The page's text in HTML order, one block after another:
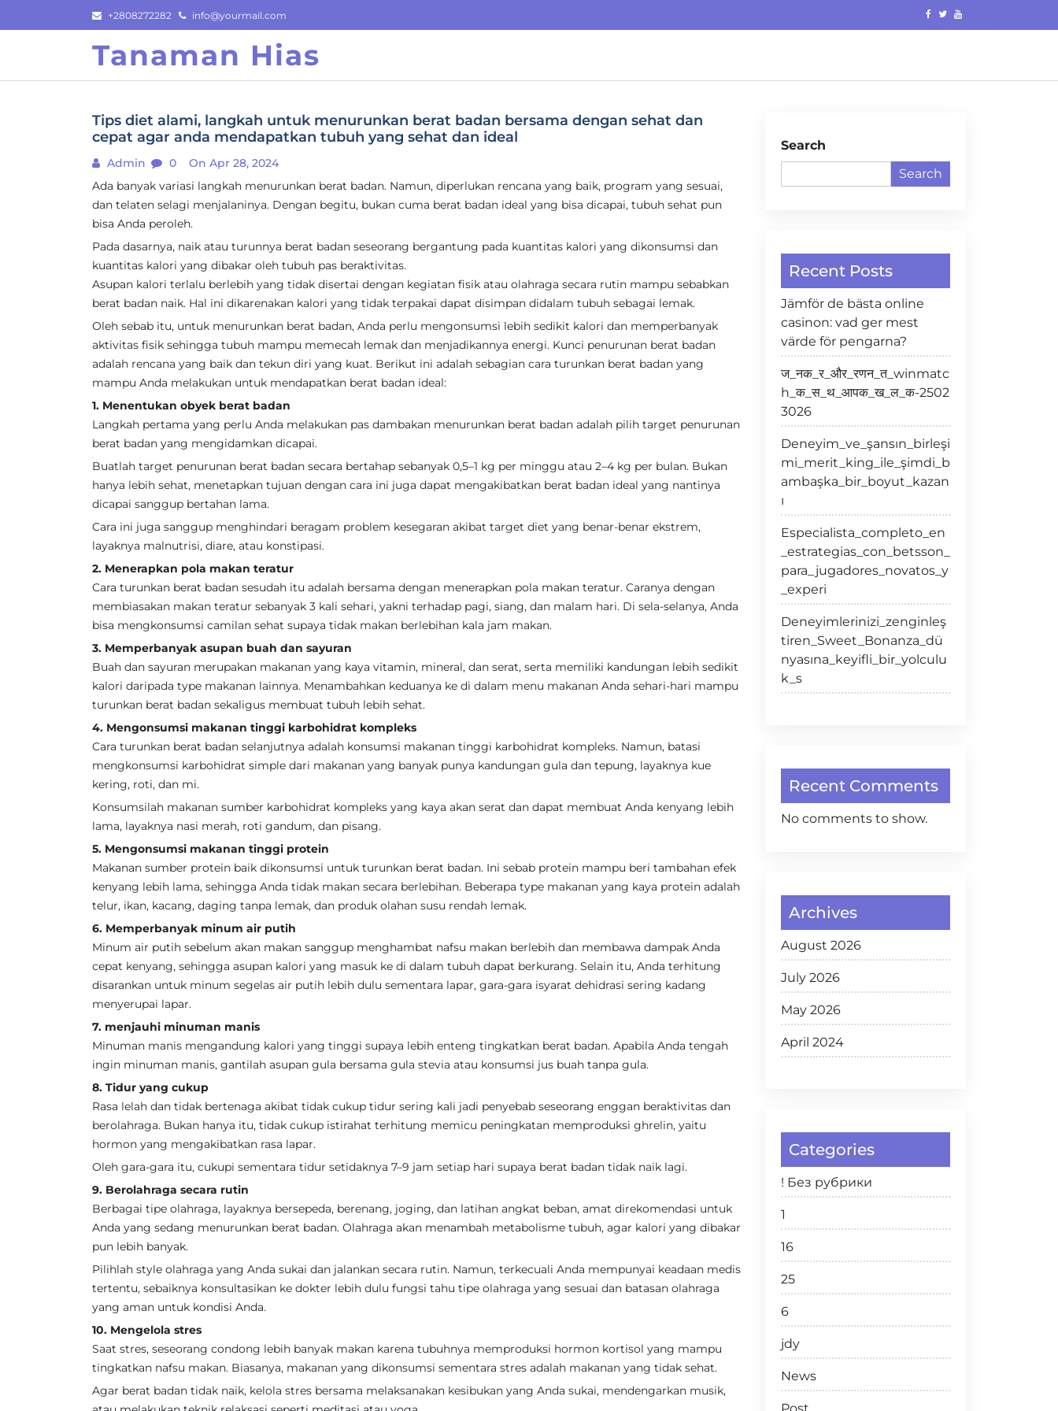
to
+2808272282 info@yourmail.com
Tanaman Hias
Tips diet alami, langkah untuk menurunkan berat badan bersama dengan sehat dan
cepat agar anda mendapatkan tubuh yang sehat dan ideal
Admin 0
On Apr 28, 2024
Ada banyak variasi langkah menurunkan berat badan. Namun, diperlukan rencana yang baik, program yang sesuai,
dan telaten selagi menjalaninya. Dengan begitu, bukan cuma berat badan ideal yang bisa dicapai, tubuh sehat pun
bisa Anda peroleh.
Pada dasarnya, naik atau turunnya berat badan seseorang bergantung pada kuantitas kalori yang dikonsumsi dan
kuantitas kalori yang dibakar oleh tubuh pas beraktivitas.
Asupan kalori terlalu berlebih yang tidak disertai dengan kegiatan fisik atau olahraga secara rutin mampu sebabkan
berat badan naik. Hal ini dikarenakan kalori yang tidak terpakai dapat disimpan didalam tubuh sebagai lemak.
Oleh sebab itu, untuk menurunkan berat badan, Anda perlu mengonsumsi lebih sedikit kalori dan memperbanyak
aktivitas fisik sehingga tubuh mampu memecah lemak dan menjadikannya energi. Kunci penurunan berat badan
adalah rencana yang baik dan tekun diri yang kuat. Berikut ini adalah sebagian cara turunkan berat badan yang
mampu Anda melakukan untuk mendapatkan berat badan ideal:
1. Menentukan obyek berat badan
Langkah pertama yang perlu Anda melakukan pas dambakan menurunkan berat badan adalah pilih target penurunan
berat badan yang mengidamkan dicapai.
Buatlah target penurunan berat badan secara bertahap sebanyak 0,5–1 kg per minggu atau 2–4 kg per bulan. Bukan
hanya lebih sehat, menetapkan tujuan dengan cara ini juga dapat mengakibatkan berat badan ideal yang nantinya
dicapai sanggup bertahan lama.
Cara ini juga sanggup menghindari beragam problem kesegaran akibat target diet yang benar-benar ekstrem,
layaknya malnutrisi, diare, atau konstipasi.
2. Menerapkan pola makan teratur
Cara turunkan berat badan sesudah itu adalah bersama dengan menerapkan pola makan teratur. Caranya dengan
membiasakan makan teratur sebanyak 3 kali sehari, yakni terhadap pagi, siang, dan malam hari. Di sela-selanya, Anda
bisa mengkonsumsi camilan sehat supaya tidak makan berlebihan kala jam makan.
3. Memperbanyak asupan buah dan sayuran
Buah dan sayuran merupakan makanan yang kaya vitamin, mineral, dan serat, serta memiliki kandungan lebih sedikit
kalori daripada type makanan lainnya. Menambahkan keduanya ke di dalam menu makanan Anda sehari-hari mampu
turunkan berat badan sekaligus membuat tubuh lebih sehat.
4. Mengonsumsi makanan tinggi karbohidrat kompleks
Cara turunkan berat badan selanjutnya adalah konsumsi makanan tinggi karbohidrat kompleks. Namun, batasi
mengkonsumsi karbohidrat simple dari makanan yang banyak punya kandungan gula dan tepung, layaknya kue
kering, roti, dan mi.
Konsumsilah makanan sumber karbohidrat kompleks yang kaya akan serat dan dapat membuat Anda kenyang lebih
lama, layaknya nasi merah, roti gandum, dan pisang.
5. Mengonsumsi makanan tinggi protein
Makanan sumber protein baik dikonsumsi untuk turunkan berat badan. Ini sebab protein mampu beri tambahan efek
kenyang lebih lama, sehingga Anda tidak makan secara berlebihan. Beberapa type makanan yang kaya protein adalah
telur, ikan, kacang, daging tanpa lemak, dan produk olahan susu rendah lemak.
6. Memperbanyak minum air putih
Minum air putih sebelum akan makan sanggup menghambat nafsu makan berlebih dan membawa dampak Anda
cepat kenyang, sehingga asupan kalori yang masuk ke di dalam tubuh dapat berkurang. Selain itu, Anda terhitung
disarankan untuk minum segelas air putih lebih dulu sementara lapar, gara-gara isyarat dehidrasi sering kadang
menyerupai lapar.
7. menjauhi minuman manis
Minuman manis mengandung kalori yang tinggi supaya lebih enteng tingkatkan berat badan. Apabila Anda tengah
ingin minuman manis, gantilah asupan gula bersama gula stevia atau konsumsi jus buah tanpa gula.
8. Tidur yang cukup
Rasa lelah dan tidak bertenaga akibat tidak cukup tidur sering kali jadi penyebab seseorang enggan beraktivitas dan
berolahraga. Bukan hanya itu, tidak cukup istirahat terhitung memicu peningkatan memproduksi ghrelin, yaitu
hormon yang mengakibatkan rasa lapar.
Oleh gara-gara itu, cukupi sementara tidur setidaknya 7–9 jam setiap hari supaya berat badan tidak naik lagi.
9. Berolahraga secara rutin
Berbagai tipe olahraga, layaknya bersepeda, berenang, joging, dan latihan angkat beban, amat direkomendasi untuk
Anda yang sedang menurunkan berat badan. Olahraga akan menambah metabolisme tubuh, agar kalori yang dibakar
pun lebih banyak.
Pilihlah style olahraga yang Anda sukai dan jalankan secara rutin. Namun, terkecuali Anda mempunyai keadaan medis
tertentu, sebaiknya konsultasikan ke dokter lebih dulu fungsi tahu tipe olahraga yang sesuai dan batasan olahraga
yang aman untuk kondisi Anda.
10. Mengelola stres
Saat stres, seseorang condong lebih banyak makan karena tubuhnya memproduksi hormon kortisol yang mampu
tingkatkan nafsu makan. Biasanya, makanan yang dikonsumsi sementara stres adalah makanan yang tidak sehat.
Agar berat badan tidak naik, kelola stres bersama melaksanakan kesibukan yang Anda sukai, mendengarkan musik,
Search
Search
Recent Posts
Jämför de bästa online
casinon: vad ger mest
värde för pengarna?
ज_नक_र_और_रणन_त_winmatc
h_क_स_थ_आपक_ख_ल_क-2502
3026
Deneyim_ve_şansın_birleşi
mi_merit_king_ile_şimdi_b
ambaşka_bir_boyut_kazan
ı
Especialista_completo_en
_estrategias_con_betsson_
para_jugadores_novatos_y
_experi
Deneyimlerinizi_zenginleş
tiren_Sweet_Bonanza_dü
nyasına_keyifli_bir_yolculu
k_s
Recent Comments
No comments to show.
Archives
August 2026
July 2026
May 2026
April 2024
Categories
! Без рубрики
1
16
25
6
jdy
News